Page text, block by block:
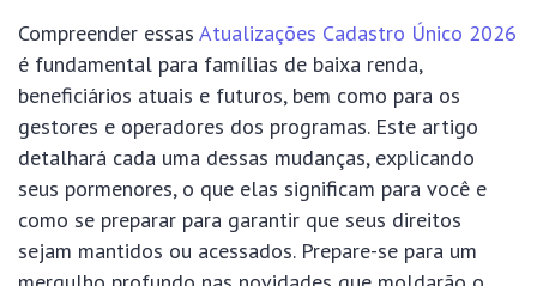
Compreender essas Atualizações Cadastro Único 2026
é fundamental para famílias de baixa renda,
beneficiários atuais e futuros, bem como para os
gestores e operadores dos programas. Este artigo
detalhará cada uma dessas mudanças, explicando
seus pormenores, o que elas significam para você e
como se preparar para garantir que seus direitos
sejam mantidos ou acessados. Prepare-se para um